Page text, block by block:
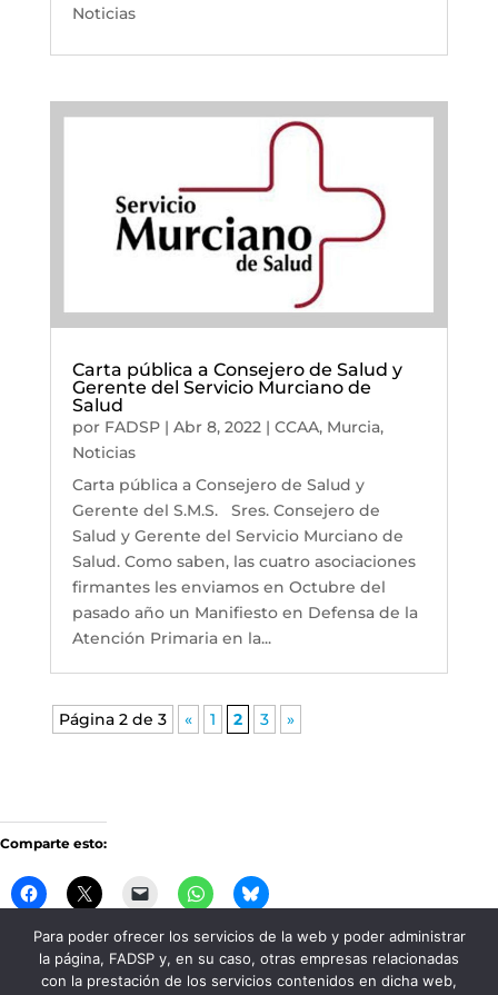
Noticias
Carta pública a Consejero de Salud y
Gerente del Servicio Murciano de
Salud
por FADSP| Abr 8, 2022| CCAA, Murcia,
Noticias
Carta pública a Consejero de Salud y
Gerente del S.M.S. Sres. Consejero de
Salud y Gerente del Servicio Murciano de
Salud. Como saben, las cuatro asociaciones
firmantes les enviamos en Octubre del
pasado año un Manifiesto en Defensa de la
Atención Primaria en la...
Página 2 de 3 « 1 2 3 »
Comparte esto:
Me gusta esto:
Para poder ofrecer los servicios de la web y poder administrar
la página, FADSP y, en su caso, otras empresas relacionadas
con la prestación de los servicios contenidos en dicha web,